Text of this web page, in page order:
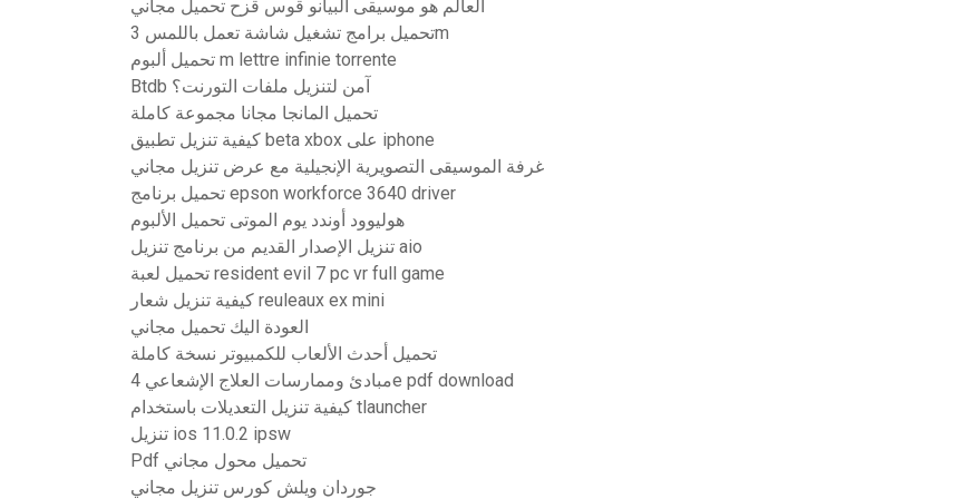
العالم هو موسيقى البيانو قوس قزح تحميل مجاني
تحميل برامج تشغيل شاشة تعمل باللمس 3m
تحميل ألبوم m lettre infinie torrente
Btdb آمن لتنزيل ملفات التورنت؟
تحميل المانجا مجانا مجموعة كاملة
كيفية تنزيل تطبيق beta xbox على iphone
غرفة الموسيقى التصويرية الإنجيلية مع عرض تنزيل مجاني
تحميل برنامج epson workforce 3640 driver
هوليوود أوندد يوم الموتى تحميل الألبوم
تنزيل الإصدار القديم من برنامج تنزيل aio
تحميل لعبة resident evil 7 pc vr full game
كيفية تنزيل شعار reuleaux ex mini
العودة اليك تحميل مجاني
تحميل أحدث الألعاب للكمبيوتر نسخة كاملة
مبادئ وممارسات العلاج الإشعاعي 4e pdf download
كيفية تنزيل التعديلات باستخدام tlauncher
تنزيل ios 11.0.2 ipsw
Pdf تحميل محول مجاني
جوردان ويلش كورس تنزيل مجاني